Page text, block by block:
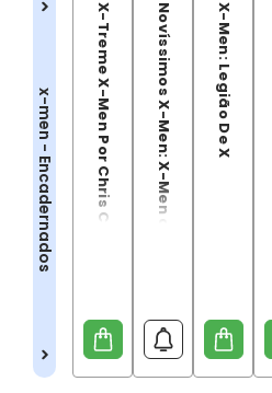
x-men - Encadernados X-Treme X-Men Por Chris ClaremontNovíssimos X-Men: X-Men de Ontem X-Men: Legião De X